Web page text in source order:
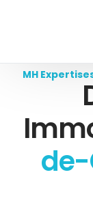
MH
de-